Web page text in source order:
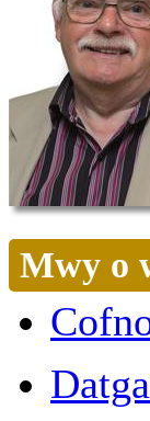
Mwy o